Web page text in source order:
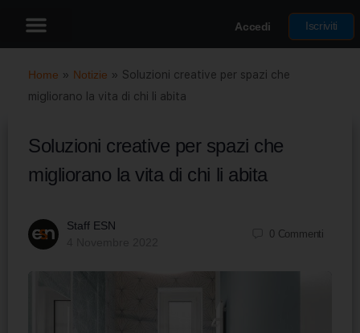
Accedi Iscriviti
Home » Notizie » Soluzioni creative per spazi che
migliorano la vita di chi li abita
Soluzioni creative per spazi che
migliorano la vita di chi li abita
Staff ESN
0 Commenti